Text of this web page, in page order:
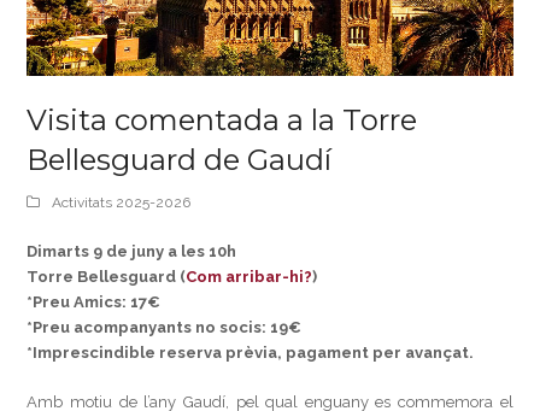
Visita comentada a la Torre
Bellesguard de Gaudí
Activitats 2025-2026
Dimarts 9 de juny a les 10h
Torre Bellesguard (Com arribar-hi?)
*Preu Amics: 17€
*Preu acompanyants no socis: 19€
*Imprescindible reserva prèvia, pagament per avançat.
Amb motiu de l’any Gaudí, pel qual enguany es commemora el